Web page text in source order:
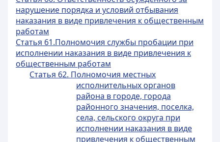
нарушение порядка и условий отбывания
наказания в виде привлечения к общественным
работам
Статья 61.Полномочия службы пробации при
исполнении наказания в виде привлечения к
общественным работам
Статья 62. Полномочия местных
исполнительных органов
района в городе, города
районного значения, поселка,
села, сельского округа при
исполнении наказания в виде
привлечения к общественным